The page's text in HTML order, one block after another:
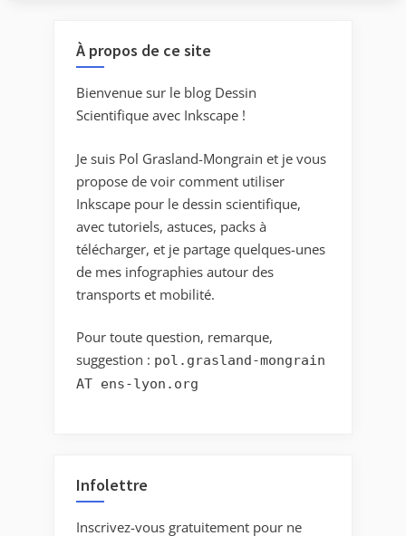
À propos de ce site
Bienvenue sur le blog Dessin
Scientifique avec Inkscape !
Je suis Pol Grasland-Mongrain et je vous
propose de voir comment utiliser
Inkscape pour le dessin scientifique,
avec tutoriels, astuces, packs à
télécharger, et je partage quelques-unes
de mes infographies autour des
transports et mobilité.
Pour toute question, remarque,
suggestion : pol.grasland-mongrain
AT ens-lyon.org
Infolettre
Inscrivez-vous gratuitement pour ne